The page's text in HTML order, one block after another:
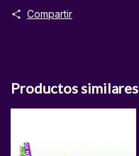
Compartir
Productos similares